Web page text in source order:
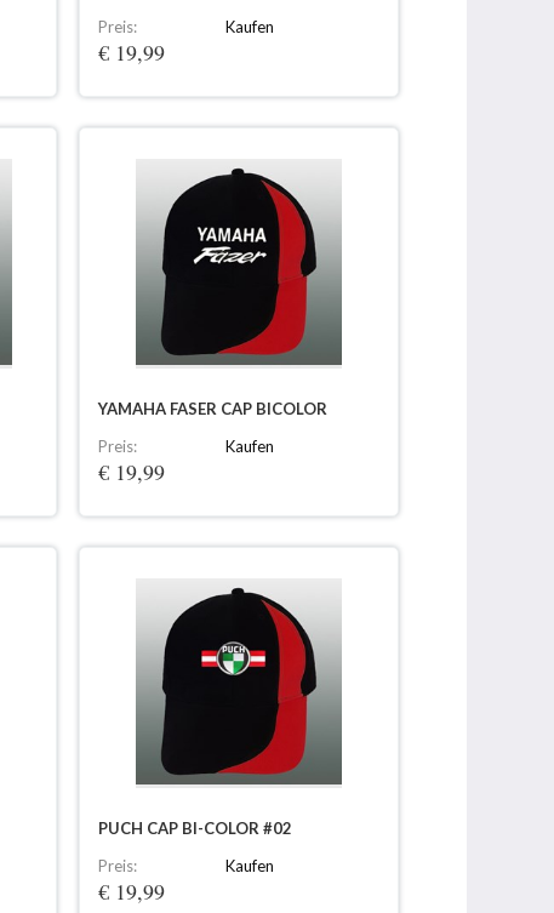
Preis:
€ 19,99
Kaufen
YAMAHA FASER CAP BICOLOR
Preis:
€ 19,99
Kaufen
PUCH CAP BI-COLOR #02
Preis:
€ 19,99
Kaufen